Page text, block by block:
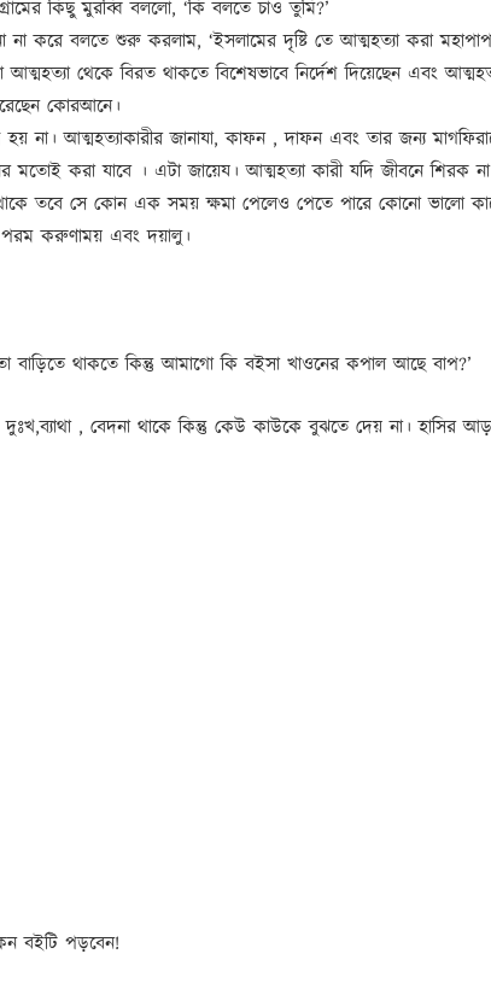
কিছু মুরব্বি বললো, ‘কি বলতে চাও তুমি?’
না করে বলতে শুরু করলাম, ‘ইসলামের দৃষ্টি তে আত্মহত্যা করা
আত্মহত্যা থেকে বিরত থাকতে বিশেষভাবে নির্দেশ দিয়েছেন এবং
কোরআনে।
না। আত্মহত্যাকারীর জানাযা, কাফন , দাফন এবং তার জন্য
মতোই করা যাবে । এটা জায়েয। আত্মহত্যা কারী যদি জীবনে শিরক
তবে সে কোন এক সময় ক্ষমা পেলেও পেতে পারে কোনো ভালো
পরম করুণাময় এবং দয়ালু।
থাকতে কিন্তু আমাগো কি বইসা খাওনের কপাল আছে বাপ?’
, বেদনা থাকে কিন্তু কেউ কাউকে বুঝতে দেয় না। হাসির
বইটি পড়বেন!